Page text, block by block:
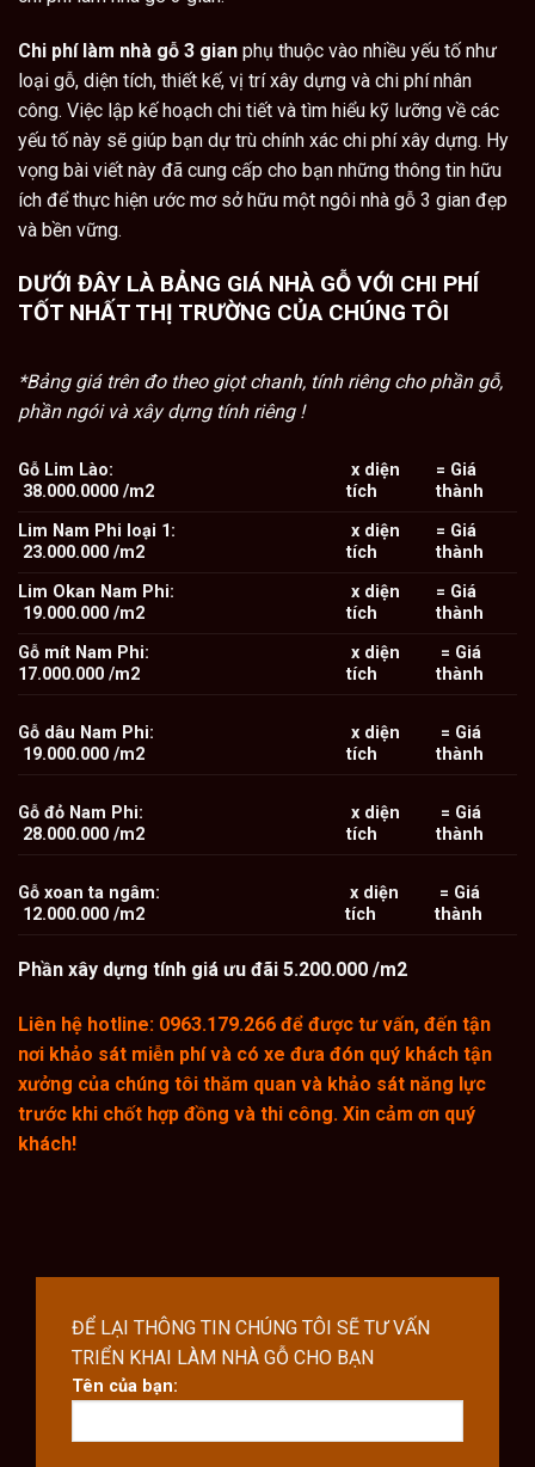
Chi phí làm nhà gỗ 3 gian phụ thuộc vào nhiều yếu tố như
loại gỗ, diện tích, thiết kế, vị trí xây dựng và chi phí nhân
công. Việc lập kế hoạch chi tiết và tìm hiểu kỹ lưỡng về các
yếu tố này sẽ giúp bạn dự trù chính xác chi phí xây dựng. Hy
vọng bài viết này đã cung cấp cho bạn những thông tin hữu
ích để thực hiện ước mơ sở hữu một ngôi nhà gỗ 3 gian đẹp
và bền vững.
DƯỚI ĐÂY LÀ BẢNG GIÁ NHÀ GỖ VỚI CHI PHÍ
TỐT NHẤT THỊ TRƯỜNG CỦA CHÚNG TÔI
*Bảng giá trên đo theo giọt chanh, tính riêng cho phần gỗ,
phần ngói và xây dựng tính riêng !
Gỗ Lim Lào:
38.000.0000 /m2
x diện
tích
= Giá
thành
Lim Nam Phi loại 1:
23.000.000 /m2
x diện
tích
= Giá
thành
Lim Okan Nam Phi:
19.000.000 /m2
x diện
tích
= Giá
thành
Gỗ mít Nam Phi:
17.000.000 /m2
x diện
tích
= Giá
thành
Gỗ dâu Nam Phi:
19.000.000 /m2
x diện
tích
= Giá
thành
Gỗ đỏ Nam Phi:
28.000.000 /m2
x diện
tích
= Giá
thành
Gỗ xoan ta ngâm:
12.000.000 /m2
x diện
tích
= Giá
thành
Phần xây dựng tính giá ưu đãi 5.200.000 /m2
Liên hệ hotline: 0963.179.266 để được tư vấn, đến tận
nơi khảo sát miễn phí và có xe đưa đón quý khách tận
xưởng của chúng tôi thăm quan và khảo sát năng lực
trước khi chốt hợp đồng và thi công. Xin cảm ơn quý
khách!
ĐỂ LẠI THÔNG TIN CHÚNG TÔI SẼ TƯ VẤN
TRIỂN KHAI LÀM NHÀ GỖ CHO BẠN
Tên của bạn: